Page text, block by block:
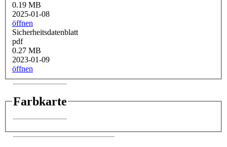
0.19 MB
2025-01-08
öffnen
Sicherheitsdatenblatt
pdf
0.27 MB
2023-01-09
öffnen
Farbkarte